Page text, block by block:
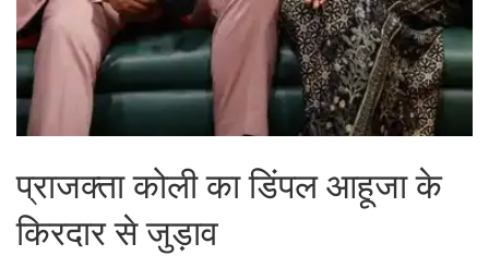
प्राजक्ता कोली का डिंपल आहूजा के
किरदार से जुड़ाव